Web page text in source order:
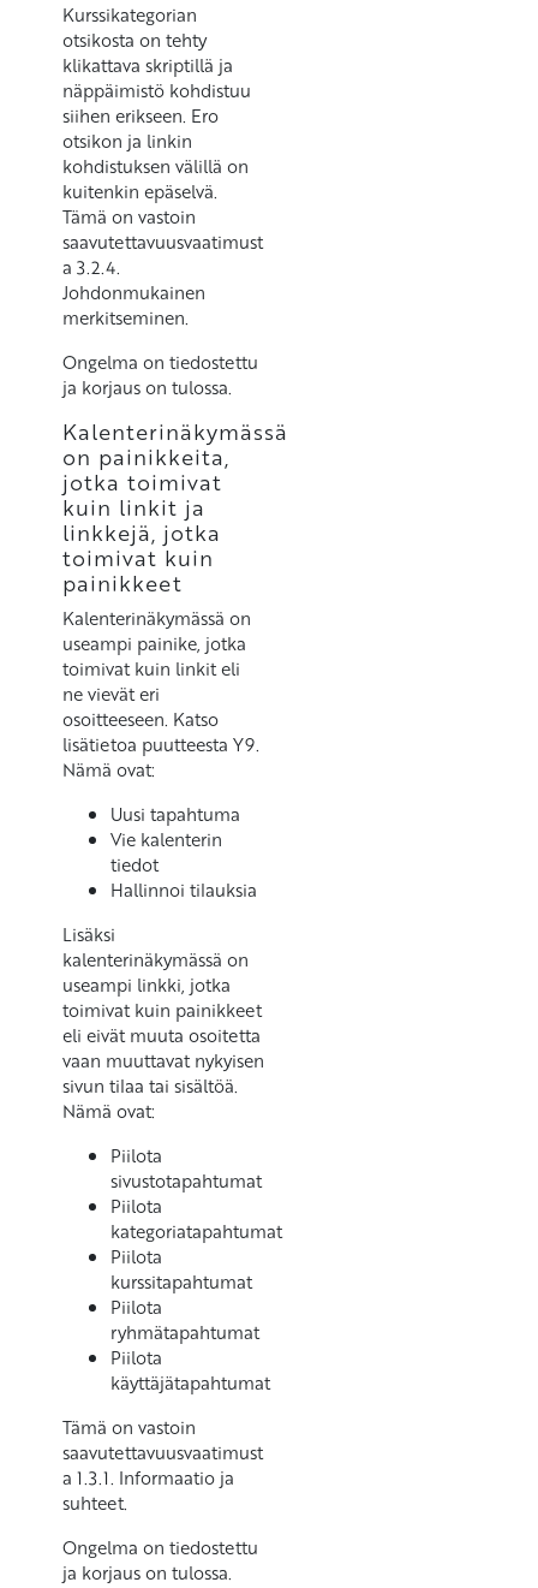
Kurssikategorian
otsikosta on tehty
klikattava skriptillä ja
näppäimistö kohdistuu
siihen erikseen. Ero
otsikon ja linkin
kohdistuksen välillä on
kuitenkin epäselvä.
Tämä on vastoin
saavutettavuusvaatimust
a 3.2.4.
Johdonmukainen
merkitseminen.
Ongelma on tiedostettu
ja korjaus on tulossa.
Kalenterinäkymässä
on painikkeita,
jotka toimivat
kuin linkit ja
linkkejä, jotka
toimivat kuin
painikkeet
Kalenterinäkymässä on
useampi painike, jotka
toimivat kuin linkit eli
ne vievät eri
osoitteeseen. Katso
lisätietoa puutteesta Y9.
Nämä ovat:
Uusi tapahtuma
Vie kalenterin
tiedot
Hallinnoi tilauksia
Lisäksi
kalenterinäkymässä on
useampi linkki, jotka
toimivat kuin painikkeet
eli eivät muuta osoitetta
vaan muuttavat nykyisen
sivun tilaa tai sisältöä.
Nämä ovat:
Piilota
sivustotapahtumat
Piilota
kategoriatapahtumat
Piilota
kurssitapahtumat
Piilota
ryhmätapahtumat
Piilota
käyttäjätapahtumat
Tämä on vastoin
saavutettavuusvaatimust
a 1.3.1. Informaatio ja
suhteet.
Ongelma on tiedostettu
ja korjaus on tulossa.